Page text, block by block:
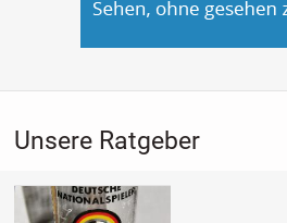
Unsere Ratgeber